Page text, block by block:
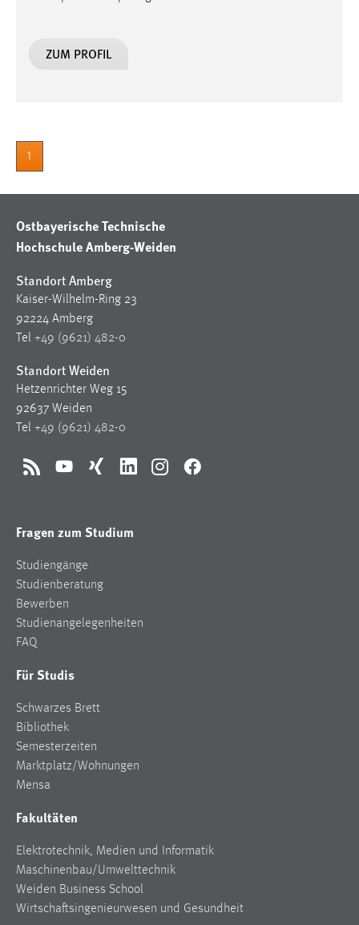
ZUM PROFIL
1
Ostbayerische Technische
Hochschule Amberg-Weiden
Standort Amberg
Kaiser-Wilhelm-Ring 23
92224 Amberg
Tel +49 (9621) 482-0
Standort Weiden
Hetzenrichter Weg 15
92637 Weiden
Tel +49 (9621) 482-0
RSS YouTubeXing LinkedInInstagramFacebook
Fragen zum Studium
Studiengänge
Studienberatung
Bewerben
Studienangelegenheiten
FAQ
Für Studis
Schwarzes Brett
Bibliothek
Semesterzeiten
Marktplatz/Wohnungen
Mensa
Fakultäten
Elektrotechnik, Medien und Informatik
Maschinenbau/Umwelttechnik
Weiden Business School
Wirtschaftsingenieurwesen und Gesundheit